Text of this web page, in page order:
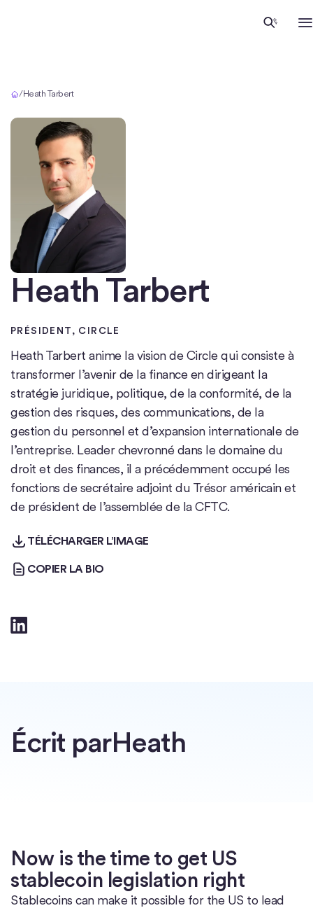
/Heath Tarbert
Heath Tarbert
PRÉSIDENT, CIRCLE
Heath Tarbert anime la vision de Circle qui consiste à
transformer l’avenir de la finance en dirigeant la
stratégie juridique, politique, de la conformité, de la
gestion des risques, des communications, de la
gestion du personnel et d’expansion internationale de
l’entreprise. Leader chevronné dans le domaine du
droit et des finances, il a précédemment occupé les
fonctions de secrétaire adjoint du Trésor américain et
de président de l’assemblée de la CFTC.
TÉLÉCHARGER L’IMAGE
TÉLÉCHARGER L’IMAGE
COPIER LA BIO
COPIER LA BIO
Écrit parHeath
Now is the time to get US
stablecoin legislation right
Stablecoins can make it possible for the US to lead